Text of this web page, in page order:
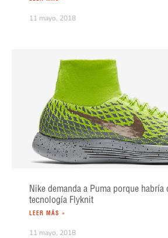
11 mayo, 2018
Nike demanda a Puma porque habría
tecnología Flyknit
LEER MÁS »
11 mayo, 2018